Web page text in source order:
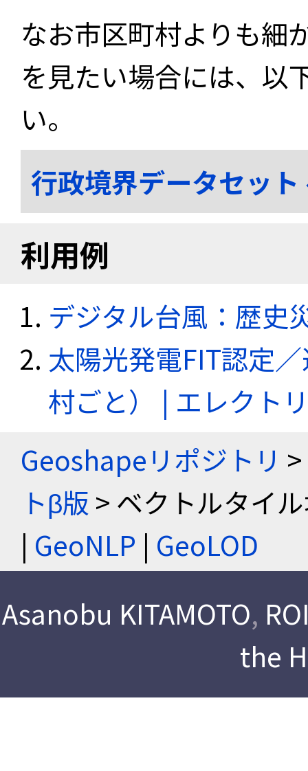
なお市区町村よりも細
を見たい場合には、以
い。
行政境界データセッ
利用例
デジタル台風：歴史
太陽光発電FIT認定
村ごと） | エレクト
Geoshapeリポジトリ >
トβ版 > ベクトルタイ
| GeoNLP | GeoLOD
Asanobu KITAMOTO,
the